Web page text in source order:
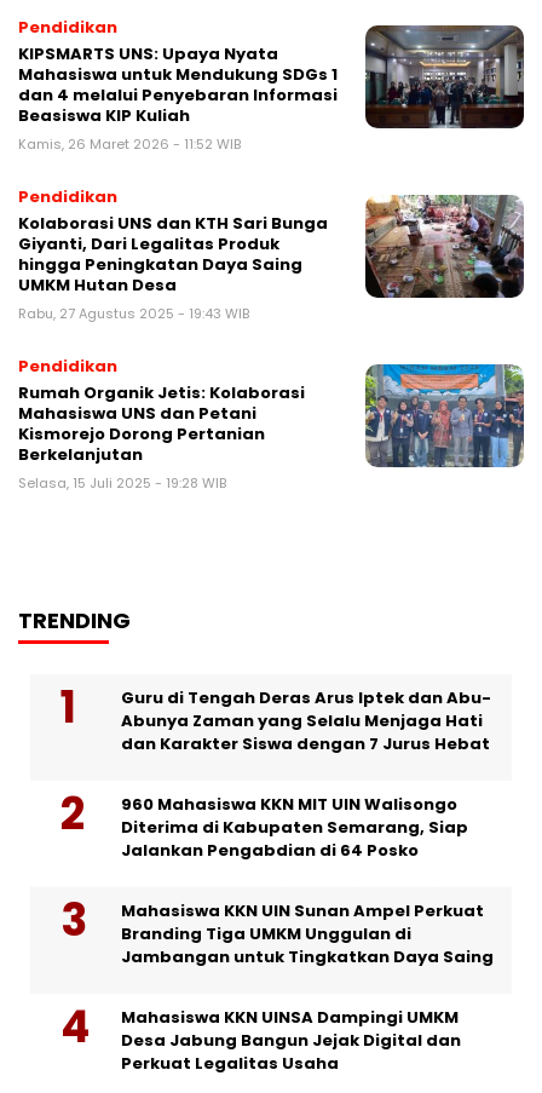
Pendidikan
KIPSMARTS UNS: Upaya Nyata
Mahasiswa untuk Mendukung SDGs 1
dan 4 melalui Penyebaran Informasi
Beasiswa KIP Kuliah
Kamis, 26 Maret 2026 - 11:52 WIB
Pendidikan
Kolaborasi UNS dan KTH Sari Bunga
Giyanti, Dari Legalitas Produk
hingga Peningkatan Daya Saing
UMKM Hutan Desa
Rabu, 27 Agustus 2025 - 19:43 WIB
Pendidikan
Rumah Organik Jetis: Kolaborasi
Mahasiswa UNS dan Petani
Kismorejo Dorong Pertanian
Berkelanjutan
Selasa, 15 Juli 2025 - 19:28 WIB
TRENDING
Guru di Tengah Deras Arus Iptek dan Abu-
Abunya Zaman yang Selalu Menjaga Hati
dan Karakter Siswa dengan 7 Jurus Hebat
960 Mahasiswa KKN MIT UIN Walisongo
Diterima di Kabupaten Semarang, Siap
Jalankan Pengabdian di 64 Posko
Mahasiswa KKN UIN Sunan Ampel Perkuat
Branding Tiga UMKM Unggulan di
Jambangan untuk Tingkatkan Daya Saing
Mahasiswa KKN UINSA Dampingi UMKM
Desa Jabung Bangun Jejak Digital dan
Perkuat Legalitas Usaha